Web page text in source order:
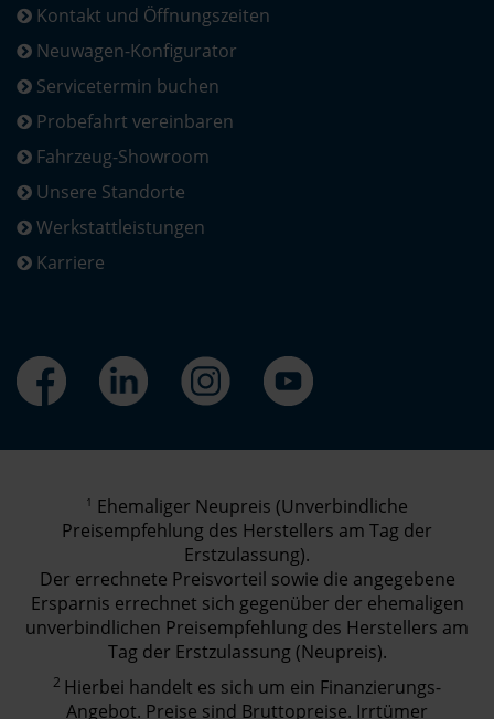
Kontakt und Öffnungszeiten
Neuwagen-Konfigurator
Servicetermin buchen
Probefahrt vereinbaren
Fahrzeug-Showroom
Unsere Standorte
Werkstattleistungen
Karriere
1 Ehemaliger Neupreis (Unverbindliche
Preisempfehlung des Herstellers am Tag der
Erstzulassung).
Der errechnete Preisvorteil sowie die angegebene
Ersparnis errechnet sich gegenüber der ehemaligen
unverbindlichen Preisempfehlung des Herstellers am
Tag der Erstzulassung (Neupreis).
2 Hierbei handelt es sich um ein Finanzierungs-
Angebot. Preise sind Bruttopreise. Irrtümer